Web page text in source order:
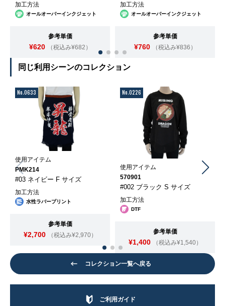
ご利用ガイド
加工方法
オールオーバーインクジェット
参考単価
¥620 （税込み¥682）
加工方法
オールオーバーインクジェット
参考単価
¥760 （税込み¥836）
同じ利用シーンのコレクション
No.0633
使用アイテム
PMK214
#03 ネイビー F サイズ
加工方法
水性ラバープリント
参考単価
¥2,700 （税込み¥2,970）
No.0226
使用アイテム
570901
#002 ブラック S サイズ
加工方法
DTF
参考単価
¥1,400 （税込み¥1,540）
コレクション一覧へ戻る